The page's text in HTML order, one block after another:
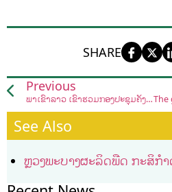
SHARE
Previous
ພາເຂົ້າລາວ ເຂົ້າຮ່ວມກອງປະຊຸມຄັ້ງປະຖົມມະເລີກ ໂຄງການກະສິກຳເພື່ອໂພຊະນາການ ໄລຍະ2 ຄັ້ງວັນທີ07-08 ກັນຍາ 2023
See Also
ຫຼວງພະບາງຜະລິດພືດ ກະສິກໍາ